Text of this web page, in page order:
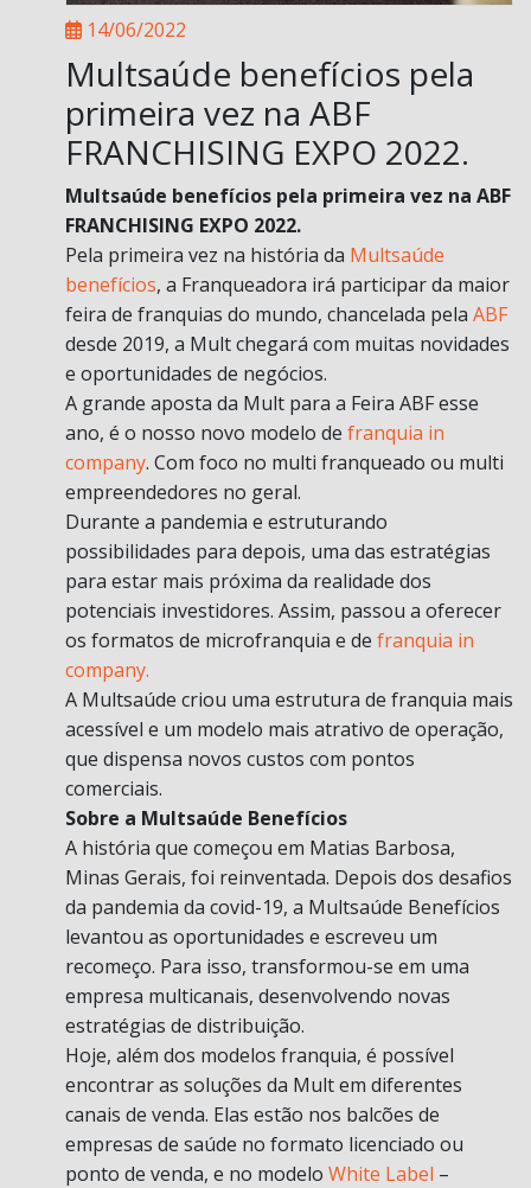
14/06/2022
Multsaúde benefícios pela
primeira vez na ABF
FRANCHISING EXPO 2022.
Multsaúde benefícios pela primeira vez na ABF
FRANCHISING EXPO 2022.
Pela primeira vez na história da Multsaúde
benefícios, a Franqueadora irá participar da maior
feira de franquias do mundo, chancelada pela ABF
desde 2019, a Mult chegará com muitas novidades
e oportunidades de negócios.
A grande aposta da Mult para a Feira ABF esse
ano, é o nosso novo modelo de franquia in
company. Com foco no multi franqueado ou multi
empreendedores no geral.
Durante a pandemia e estruturando
possibilidades para depois, uma das estratégias
para estar mais próxima da realidade dos
potenciais investidores. Assim, passou a oferecer
os formatos de microfranquia e de franquia in
company.
A Multsaúde criou uma estrutura de franquia mais
acessível e um modelo mais atrativo de operação,
que dispensa novos custos com pontos
comerciais.
Sobre a Multsaúde Benefícios
A história que começou em Matias Barbosa,
Minas Gerais, foi reinventada. Depois dos desafios
da pandemia da covid-19, a Multsaúde Benefícios
levantou as oportunidades e escreveu um
recomeço. Para isso, transformou-se em uma
empresa multicanais, desenvolvendo novas
estratégias de distribuição.
Hoje, além dos modelos franquia, é possível
encontrar as soluções da Mult em diferentes
canais de venda. Elas estão nos balcões de
empresas de saúde no formato licenciado ou
ponto de venda, e no modelo White Label –